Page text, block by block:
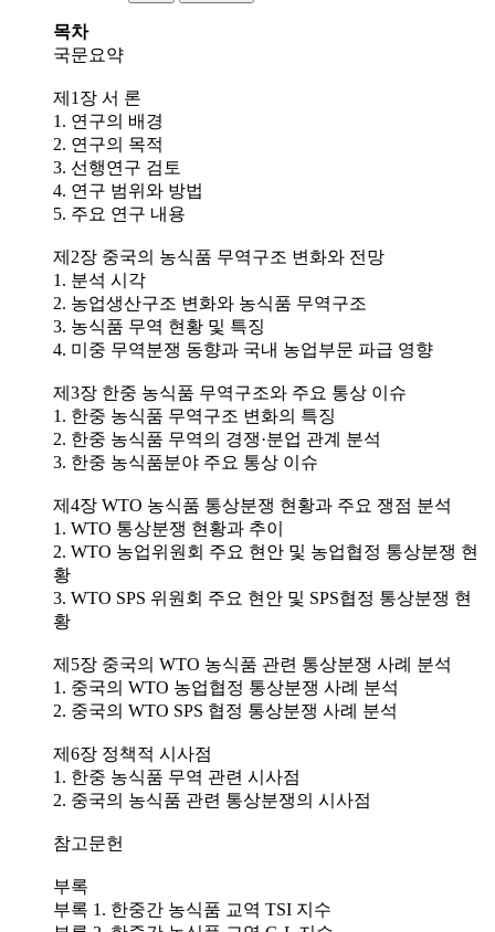
목차
국문요약
제1장 서 론
1. 연구의 배경
2. 연구의 목적
​3. 선행연구 검토
4. 연구 범위와 방법
5. 주요 연구 내용
제2장 중국의 농식품 무역구조 변화와 전망
1. 분석 시각
2. 농업생산구조 변화와 농식품 무역구조
3. 농식품 무역 현황 및 특징
4. 미중 무역분쟁 동향과 국내 농업부문 파급 영향
제3장 한중 농식품 무역구조와 주요 통상 이슈
1. 한중 농식품 무역구조 변화의 특징
2. 한중 농식품 무역의 경쟁·분업 관계 분석
3. 한중 농식품분야 주요 통상 이슈
제4장 WTO 농식품 통상분쟁 현황과 주요 쟁점 분석
1. WTO 통상분쟁 현황과 추이
2. WTO 농업위원회 주요 현안 및 농업협정 통상분쟁 현
황
3. WTO SPS 위원회 주요 현안 및 SPS협정 통상분쟁 현
황
제5장 중국의 WTO 농식품 관련 통상분쟁 사례 분석
1. 중국의 WTO 농업협정 통상분쟁 사례 분석
2. 중국의 WTO SPS 협정 통상분쟁 사례 분석
제6장 정책적 시사점
1. 한중 농식품 무역 관련 시사점
2. 중국의 농식품 관련 통상분쟁의 시사점
참고문헌
부록
부록 1. 한중간 농식품 교역 TSI 지수